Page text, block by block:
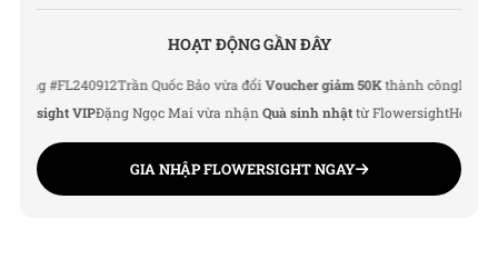
HOẠT ĐỘNG GẦN ĐÂY
#FL240912Trần Quốc Bảo vừa đổiVoucher giảm 50Kthành côngLê Thu Hà
VIPĐặng Ngọc Mai vừa nhậnQuà sinh nhậttừ FlowersightHoàng Đức
GIA NHẬP FLOWERSIGHT NGAY